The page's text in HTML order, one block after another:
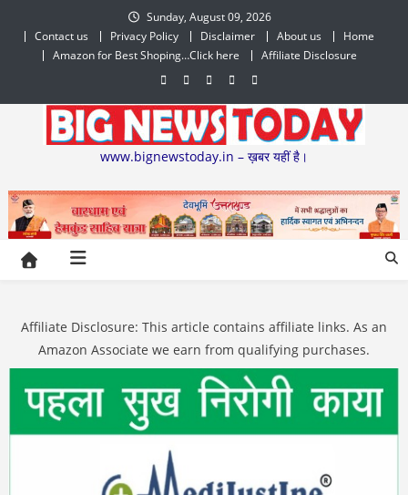
content
Sunday, August 09, 2026
Contact us
Privacy Policy Disclaimer About us
Home
Amazon for Best Shoping…Click here
Affiliate Disclosure
www.bignewstoday.in – ख़बर यहीं है।
Affiliate Disclosure: This article contains affiliate links. As an
Amazon Associate we earn from qualifying purchases.